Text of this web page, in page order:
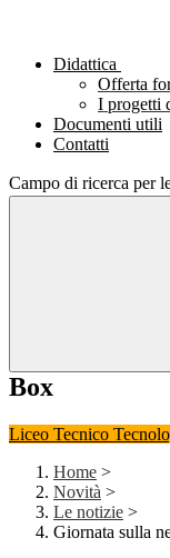
Didattica
Offerta
I progetti
Documenti utili
Contatti
Campo di ricerca per
Box
Liceo Tecnico
Home >
Novità >
Le notizie >
Giornata sulla